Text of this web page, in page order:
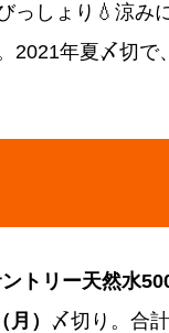
っしょり💧涼み
2021年夏〆切
トリー天然水
） 〆切り。合